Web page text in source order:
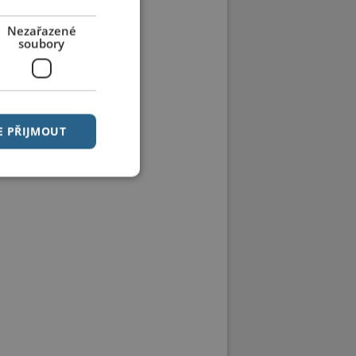
Nezařazené
soubory
PŘIJMOUT